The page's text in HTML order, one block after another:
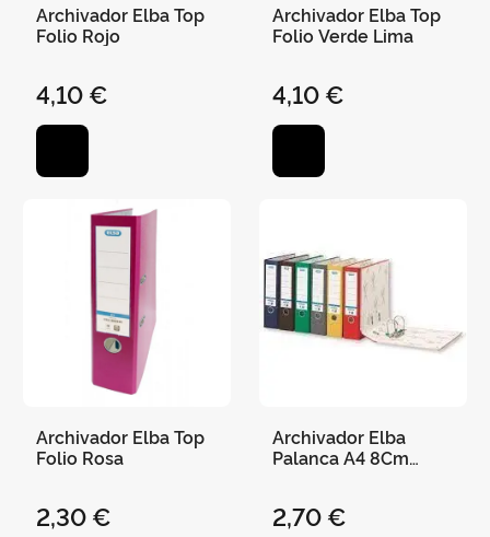
Archivador Elba Top
Folio Rojo
4,10 €
Archivador Elba Top
Folio Verde Lima
4,10 €
Archivador Elba Top
Folio Rosa
2,30 €
Archivador Elba
Palanca A4 8Cm
2,70 €